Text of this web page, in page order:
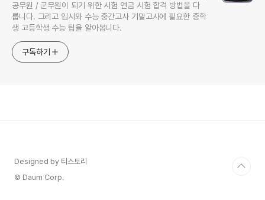
공무원 / 군무원이 되기 위한 시험 연금 시험 합격 방법을 다
룹니다. 그리고 입시와 수능 중간고사 기말고사에 필요한 중학
생 고등학생 수능 팁을 알아봅니다.
구독하기
Designed by 티스토리
© Daum Corp.